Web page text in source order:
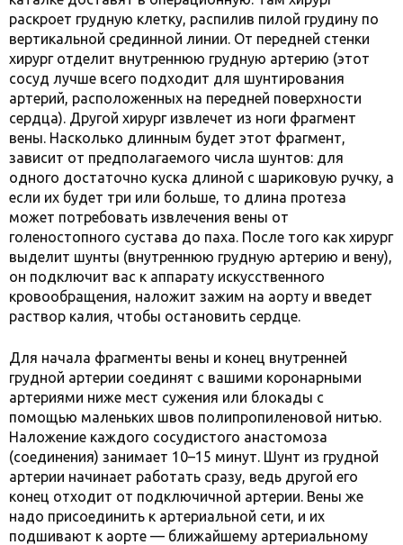
раскроет грудную клетку, распилив пилой грудину по
вертикальной срединной линии. От передней стенки
хирург отделит внутреннюю грудную артерию (этот
сосуд лучше всего подходит для шунтирования
артерий, расположенных на передней поверхности
сердца). Другой хирург извлечет из ноги фрагмент
вены. Насколько длинным будет этот фрагмент,
зависит от предполагаемого числа шунтов: для
одного достаточно куска длиной с шариковую ручку, а
если их будет три или больше, то длина протеза
может потребовать извлечения вены от
голеностопного сустава до паха. После того как хирург
выделит шунты (внутреннюю грудную артерию и вену),
он подключит вас к аппарату искусственного
кровообращения, наложит зажим на аорту и введет
раствор калия, чтобы остановить сердце.
Для начала фрагменты вены и конец внутренней
грудной артерии соединят с вашими коронарными
артериями ниже мест сужения или блокады с
помощью маленьких швов полипропиленовой нитью.
Наложение каждого сосудистого анастомоза
(соединения) занимает 10–15 минут. Шунт из грудной
артерии начинает работать сразу, ведь другой его
конец отходит от подключичной артерии. Вены же
надо присоединить к артериальной сети, и их
подшивают к аорте — ближайшему артериальному